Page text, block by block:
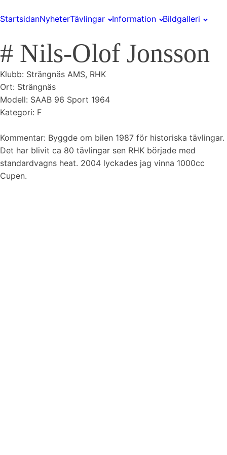
StartsidanNyheterTävlingar Information Bildgalleri
# Nils-Olof Jonsson
Klubb: Strängnäs AMS, RHK
Ort: Strängnäs
Modell: SAAB 96 Sport 1964
Kategori: F
Kommentar: Byggde om bilen 1987 för historiska tävlingar.
Det har blivit ca 80 tävlingar sen RHK började med
standardvagns heat. 2004 lyckades jag vinna 1000cc
Cupen.